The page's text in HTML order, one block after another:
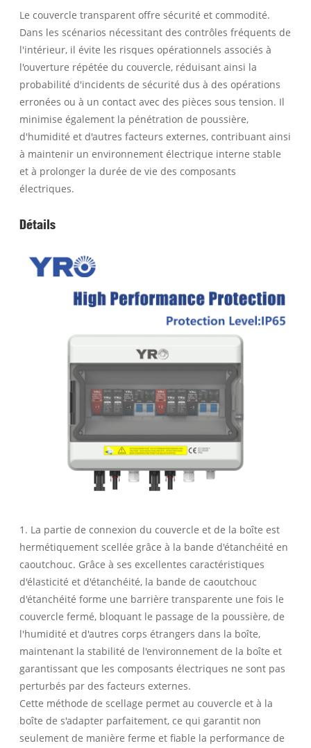
Le couvercle transparent offre sécurité et commodité.
Dans les scénarios nécessitant des contrôles fréquents de
l'intérieur, il évite les risques opérationnels associés à
l'ouverture répétée du couvercle, réduisant ainsi la
probabilité d'incidents de sécurité dus à des opérations
erronées ou à un contact avec des pièces sous tension. Il
minimise également la pénétration de poussière,
d'humidité et d'autres facteurs externes, contribuant ainsi
à maintenir un environnement électrique interne stable
et à prolonger la durée de vie des composants
électriques.
Détails
1. La partie de connexion du couvercle et de la boîte est
hermétiquement scellée grâce à la bande d'étanchéité en
caoutchouc. Grâce à ses excellentes caractéristiques
d'élasticité et d'étanchéité, la bande de caoutchouc
d'étanchéité forme une barrière transparente une fois le
couvercle fermé, bloquant le passage de la poussière, de
l'humidité et d'autres corps étrangers dans la boîte,
maintenant la stabilité de l'environnement de la boîte et
garantissant que les composants électriques ne sont pas
perturbés par des facteurs externes.
Cette méthode de scellage permet au couvercle et à la
boîte de s'adapter parfaitement, ce qui garantit non
seulement de manière ferme et fiable la performance de